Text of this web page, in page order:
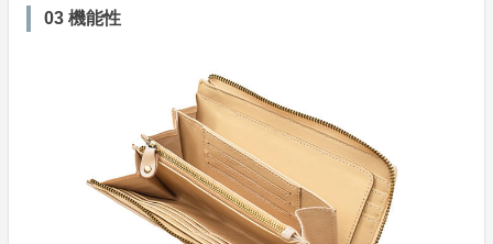
03 機能性